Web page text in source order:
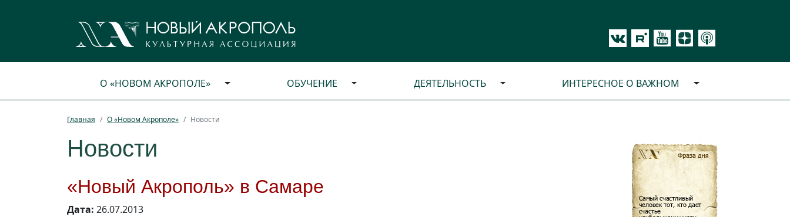
О «НОВОМ АКРОПОЛЕ» ОБУЧЕНИЕ ДЕЯТЕЛЬНОСТЬ ИНТЕРЕСНОЕ О ВАЖНОМ
Главная О «Новом Акрополе» Новости
Новости
«Новый Акрополь» в Самаре
Дата: 26.07.2013